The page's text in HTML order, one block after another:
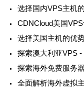
选择国内VPS主机
CDNCloud美国
选择美国主机的优
探索澳大利亚VPS
探索海外免费服务
全面解析海外虚拟